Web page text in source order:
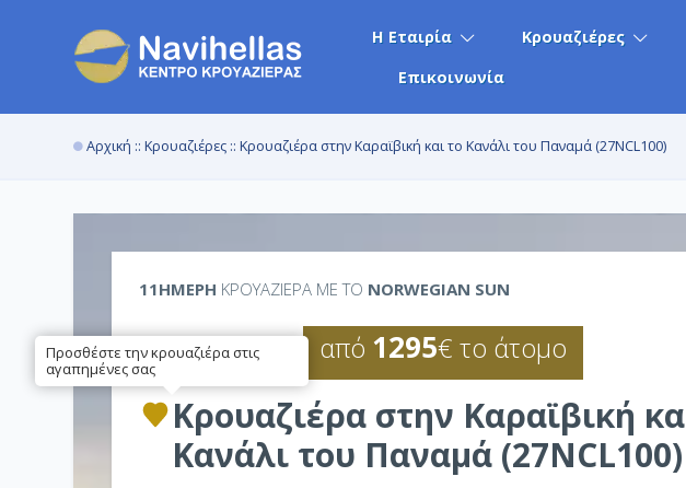
Η Εταιρία Κρουαζιέρες
Επικοινωνία
Αρχική ::Κρουαζιέρες :: Κρουαζιέρα στην Καραϊβική και το Κανάλι του Παναμά (27NCL100)
11ΉΜΕΡΗ ΚΡΟΥΑΖΙΕΡΑ ΜΕ ΤΟ NORWEGIAN SUN
από 1295€ το άτομο
Κρουαζιέρα στην Καραϊβική
Κανάλι του Παναμά (27NCL100)
Προσθέστε την κρουαζιέρα στις
αγαπημένες σας